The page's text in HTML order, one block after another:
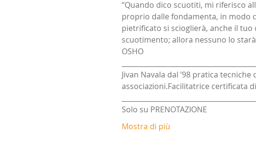
“Quando dico scuotiti, mi riferisco
proprio dalle fondamenta, in modo
pietrificato si scioglierà, anche il
scuotimento; allora nessuno lo
OSHO
Jivan Navala dal ’98 pratica
associazioni.Facilitatrice certificata
Solo su PRENOTAZIONE
Mostra di più